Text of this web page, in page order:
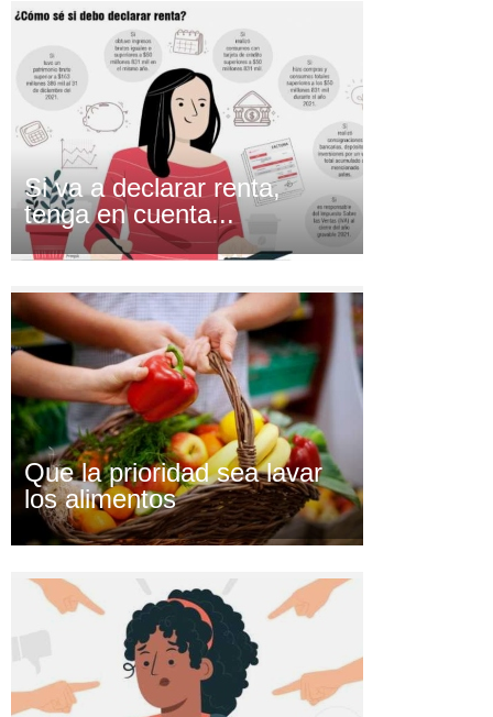
Si va a declarar renta,
tenga en cuenta...
Que la prioridad sea lavar
los alimentos